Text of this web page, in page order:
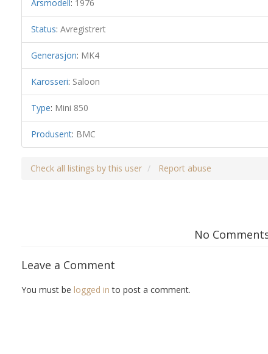
Årsmodell: 1976
Status: Avregistrert
Generasjon: MK4
Karosseri: Saloon
Type: Mini 850
Produsent: BMC
Check all listings by this user Report abuse
No
Leave a Comment
You must be logged in to post a comment.